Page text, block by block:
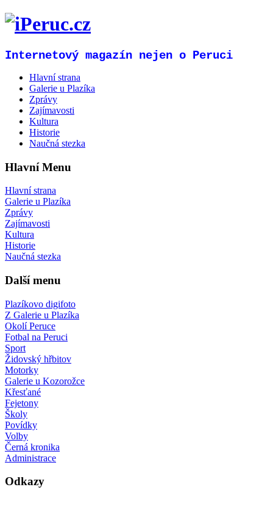
Internetový magazín nejen o Peruci
Hlavní strana
Galerie u Plazíka
Zprávy
Zajímavosti
Kultura
Historie
Naučná stezka
Hlavní Menu
Hlavní strana
Galerie u Plazíka
Zprávy
Zajímavosti
Kultura
Historie
Naučná stezka
Další menu
Plazíkovo digifoto
Z Galerie u Plazíka
Okolí Peruce
Fotbal na Peruci
Sport
Židovský hřbitov
Motorky
Galerie u Kozorožce
Křesťané
Fejetony
Školy
Povídky
Volby
Černá kronika
Administrace
Odkazy